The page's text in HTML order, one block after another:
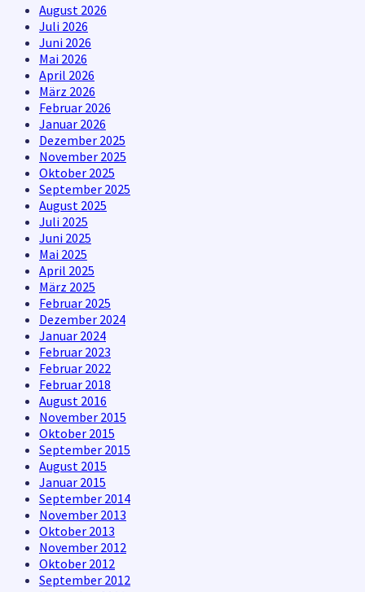
August 2026
Juli 2026
Juni 2026
Mai 2026
April 2026
März 2026
Februar 2026
Januar 2026
Dezember 2025
November 2025
Oktober 2025
September 2025
August 2025
Juli 2025
Juni 2025
Mai 2025
April 2025
März 2025
Februar 2025
Dezember 2024
Januar 2024
Februar 2023
Februar 2022
Februar 2018
August 2016
November 2015
Oktober 2015
September 2015
August 2015
Januar 2015
September 2014
November 2013
Oktober 2013
November 2012
Oktober 2012
September 2012